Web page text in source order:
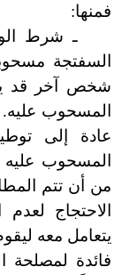
فمنها:
ـ شرط
السفتجة
شخص آخر قد
المسحوب
عادة إلى
المسحوب
من أن تتم
الاحتجاج
يتعامل معه
فائدة لمصلحة